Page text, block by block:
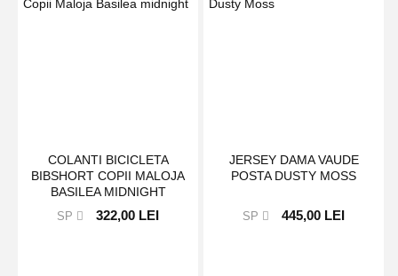
COLANTI BICICLETA
BIBSHORT COPII MALOJA
BASILEA MIDNIGHT
SP 322,00 LEI
JERSEY DAMA VAUDE
POSTA DUSTY MOSS
SP 445,00 LEI